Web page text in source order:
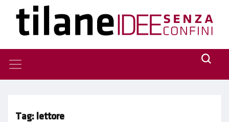
Tag: lettore